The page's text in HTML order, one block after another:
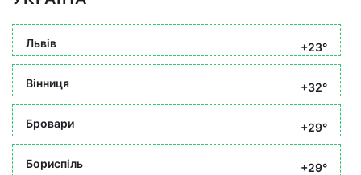
Львів +23°
Вінниця +32°
Бровари +29°
Бориспіль +29°